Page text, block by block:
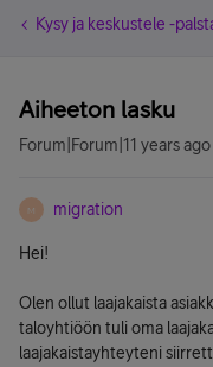
Kysy ja keskustele -
Aiheeton lasku
Forum|Forum|11 years ago
M migration
Hei!
Olen ollut laajakaista
taloyhtiöön tuli oma
laajakaistayhteyteni